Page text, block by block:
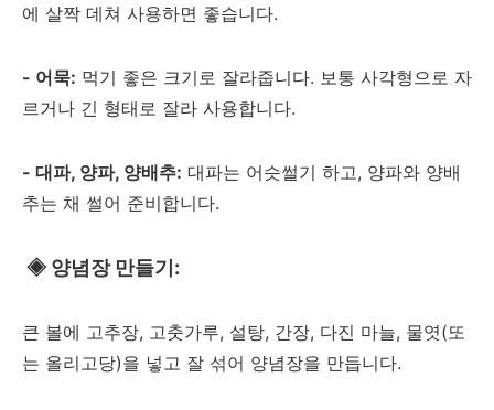
에 살짝 데쳐 사용하면 좋습니다.
- 어묵: 먹기 좋은 크기로 잘라줍니다. 보통 사각형으로 자
르거나 긴 형태로 잘라 사용합니다.
- 대파, 양파, 양배추: 대파는 어슷썰기 하고, 양파와 양배
추는 채 썰어 준비합니다.
◈ 양념장 만들기:
큰 볼에 고추장, 고춧가루, 설탕, 간장, 다진 마늘, 물엿(또
는 올리고당)을 넣고 잘 섞어 양념장을 만듭니다.